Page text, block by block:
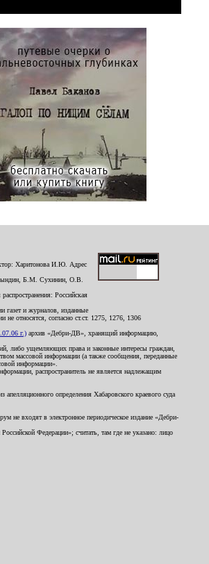
Харитонова И.Ю. Адрес
Б.М. Сухинин, О.В.
Российская
газет и журналов, изданные
относятся, согласно ст.ст. 1275, 1276, 1306
г.) архив «Дебри-ДВ», хранящий информацию,
либо ущемляющих права и законные интересы граждан,
массовой информации (а также сообщения, переданные
информации».
распространитель не является надлежащим
определения Хабаровского краевого суда
не входят в электронное периодическое издание «Дебри-
Федерации»; считать, там где не указано: лицо